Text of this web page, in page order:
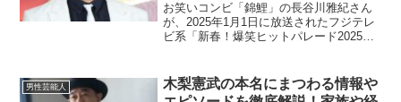
お笑いコンビ「錦鯉」の長谷川雅紀さん
が、2025年1月1日に放送されたフジテレ
ビ系「新春！爆笑ヒットパレード2025」
実らせ結婚に至ったことは、多くのファ
ンや関係者を...
男性芸能人
木梨憲武の本名にまつわる情報や